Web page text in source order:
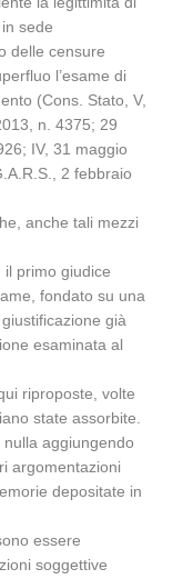
sede
delle censure
l’esame di
(Cons. Stato, V,
n. 4375; 29
IV, 31 maggio
2 febbraio
anche tali mezzi
primo giudice
fondato su una
già
esaminata al
riproposte, volte
state assorbite.
aggiungendo
argomentazioni
depositate in
essere
soggettive